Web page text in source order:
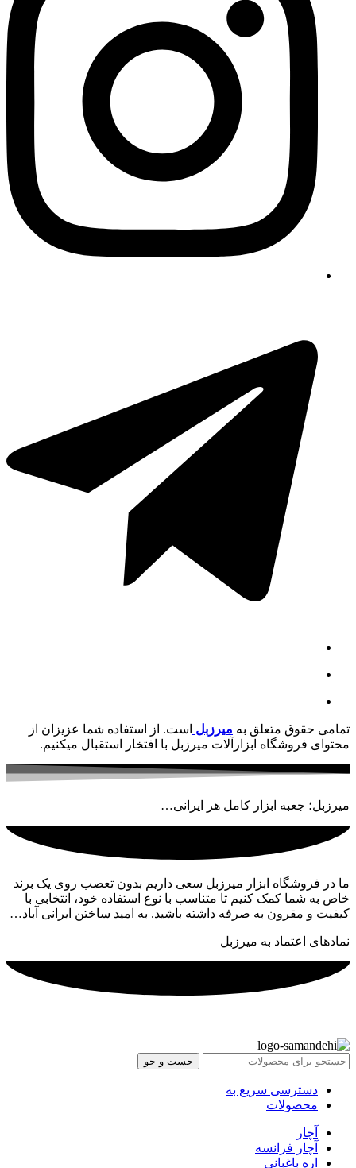
تمامی حقوق متعلق به میرزبل است. از استفاده شما عزیزان از
محتوای فروشگاه ابزارآلات میرزبل با افتخار استقبال میکنیم.
میرزبل؛ جعبه ابزار کامل هر ایرانی…
ما در فروشگاه ابزار میرزبل سعی داریم بدون تعصب روی یک برند
خاص به شما کمک کنیم تا متناسب با نوع استفاده خود، انتخابی با
کیفیت و مقرون به صرفه داشته باشید. به امید ساختن ایرانی آباد…
نمادهای اعتماد به میرزبل
جست و جو
دسترسی سریع به
محصولات
آچار
آچار فرانسه
اره باغبانی